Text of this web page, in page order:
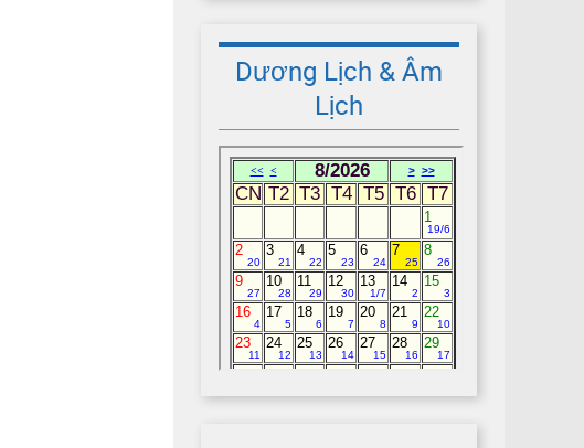
Dương Lịch & Âm
Lịch